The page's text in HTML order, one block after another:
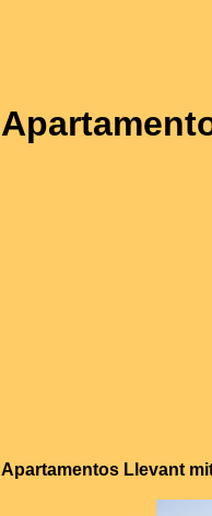
Apartamentos Llevant